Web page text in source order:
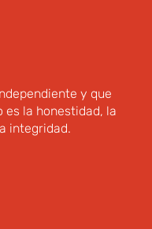
y que
es la honestidad, la
integridad.